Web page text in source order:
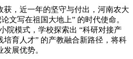
获，近一年的坚守与付出，河南农大
文写在祖国大地上” 的时代使命。
院模式，学校探索出 “科研对接产
培育人才” 的产教融合新路径，将科
展优势。